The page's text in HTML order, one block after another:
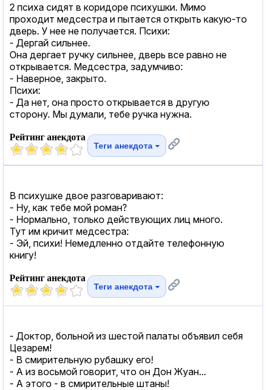
2 психа сидят в коридоре психушки. Мимо
проходит медсестра и пытается открыть какую-то
дверь. У нее не получается. Психи:
- Дергай сильнее.
Она дергает ручку сильнее, дверь все равно не
открывается. Медсестра, задумчиво:
- Наверное, закрыто.
Психи:
- Да нет, она просто открывается в другую
сторону. Мы думали, тебе ручка нужна.
Рейтинг анекдота
Теги анекдота
В психушке двое разговаривают:
- Ну, как тебе мой роман?
- Нормально, только действующих лиц много.
Тут им кричит медсестра:
- Эй, психи! Немедленно отдайте телефонную
книгу!
Рейтинг анекдота
Теги анекдота
- Доктор, больной из шестой палаты объявил себя
Цезарем!
- В смирительную рубашку его!
- А из восьмой говорит, что он Дон Жуан...
- А этого - в смирительные штаны!